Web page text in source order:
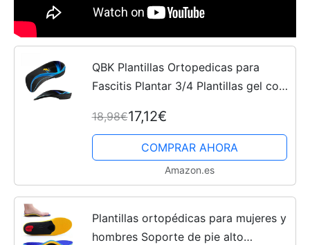
QBK Plantillas Ortopedicas para
Fascitis Plantar 3/4 Plantillas gel con
Deportivas Hombre Mujer para
Ayudar A Reducir el Talón...
18,98€17,12€
COMPRAR AHORA
Amazon.es
Plantillas ortopédicas para mujeres y
hombres Soporte de pie alto